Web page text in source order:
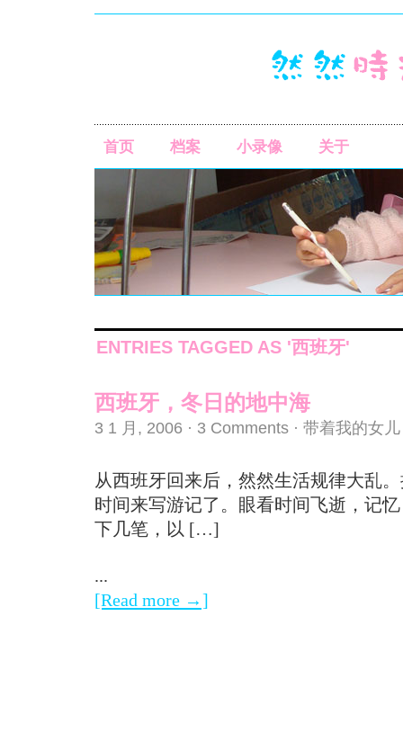
首页 档案 小录像 关于
ENTRIES TAGGED AS '西班牙'
西班牙，冬日的地中海
3 1 月, 2006 · 3 Comments · 带着我的女
从西班牙回来后，然然生活规律大乱
时间来写游记了。眼看时间飞逝，记
下几笔，以 […]
...
[Read more →]